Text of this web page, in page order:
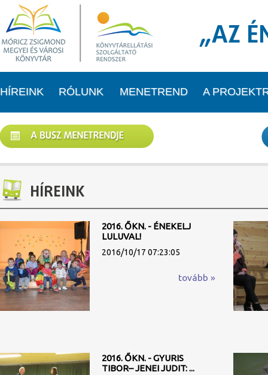
„AZ
HÍREINK RÓLUNK MENETREND A
HÍREINK
2016. ŐKN. - ÉNEKELJ
LULUVAL!
2016/10/17 07:23:05
tovább »
2016. ŐKN. - GYURIS
TIBOR– JENEI JUDIT: ...